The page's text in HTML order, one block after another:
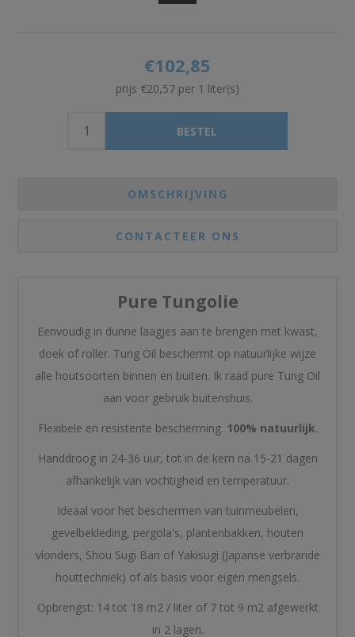
€102,85
prijs €20,57 per 1 liter(s)
OMSCHRIJVING
CONTACTEER ONS
Pure Tungolie
Eenvoudig in dunne laagjes aan te brengen met kwast,
doek of roller. Tung Oil beschermt op natuurlijke wijze
alle houtsoorten binnen en buiten. Ik raad pure Tung Oil
aan voor gebruik buitenshuis.
Flexibele en resistente bescherming. 100% natuurlijk.
Handdroog in 24-36 uur, tot in de kern na 15-21 dagen
afhankelijk van vochtigheid en temperatuur.
Ideaal voor het beschermen van tuinmeubelen,
gevelbekleding, pergola's, plantenbakken, houten
vlonders, Shou Sugi Ban of Yakisugi (Japanse verbrande
houttechniek) of als basis voor eigen mengsels.
Opbrengst: 14 tot 18 m2 / liter of 7 tot 9 m2 afgewerkt
in 2 lagen.